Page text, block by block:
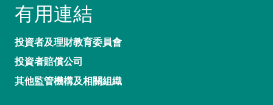
有用連結
投資者及理財教育委員會
投資者賠償公司
其他監管機構及相關組織